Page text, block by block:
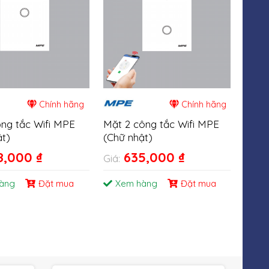
Chính hãng
tắc Wifi MPE
₫
Đặt mua
Chính hãng
Mặt 2 công tắc Wifi MPE
(Chữ nhật)
Giá: 635,000 ₫
Xem hàng Đặt mua